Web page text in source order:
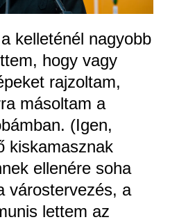
kelleténél nagyobb
hogy vagy
rajzoltam,
másoltam a
(Igen,
kiskamasznak
ellenére soha
várostervezés, a
lettem az